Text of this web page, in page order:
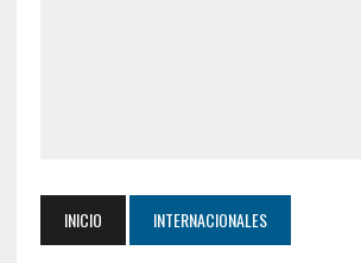
INICIO INTERNACIONALES